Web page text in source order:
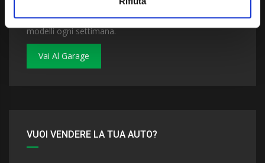
Dai un'occhiata al nostro garage. Troverai nuovi
modelli ogni settimana.
Vai Al Garage
VUOI VENDERE LA TUA AUTO?